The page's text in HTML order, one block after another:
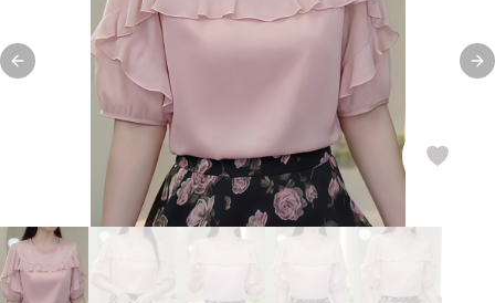
Previous slide